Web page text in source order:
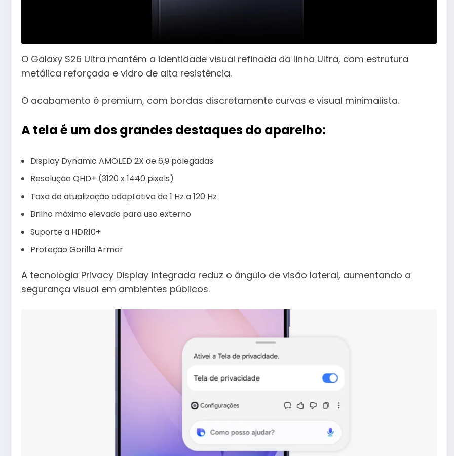
O Galaxy S26 Ultra mantém a identidade visual refinada da linha Ultra, com estrutura
metálica reforçada e vidro de alta resistência.
O acabamento é premium, com bordas discretamente curvas e visual minimalista.
A tela é um dos grandes destaques do aparelho:
Display Dynamic AMOLED 2X de 6,9 polegadas
Resolução QHD+ (3120 x 1440 pixels)
Taxa de atualização adaptativa de 1 Hz a 120 Hz
Brilho máximo elevado para uso externo
Suporte a HDR10+
Proteção Gorilla Armor
A tecnologia Privacy Display integrada reduz o ângulo de visão lateral, aumentando a
segurança visual em ambientes públicos.